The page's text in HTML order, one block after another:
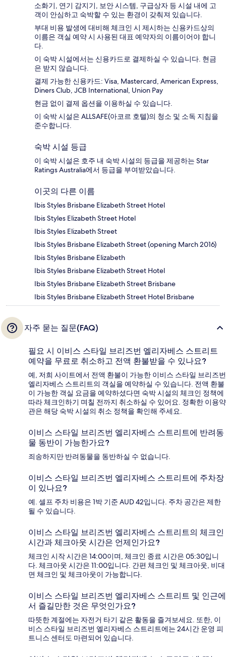
소화기, 연기 감지기, 보안 시스템, 구급상자 등 시설 내에 고
객이 안심하고 숙박할 수 있는 환경이 갖춰져 있습니다.
부대 비용 발생에 대비해 체크인 시 제시하는 신용카드상의
이름은 객실 예약 시 사용된 대표 예약자의 이름이어야 합니
다.
이 숙박 시설에서는 신용카드로 결제하실 수 있습니다. 현금
은 받지 않습니다.
결제 가능한 신용카드: Visa, Mastercard, American Express,
Diners Club, JCB International, Union Pay
현금 없이 결제 옵션을 이용하실 수 있습니다.
이 숙박 시설은 ALLSAFE(아코르 호텔)의 청소 및 소독 지침을
준수합니다.
숙박 시설 등급
이 숙박 시설은 호주 내 숙박 시설의 등급을 제공하는 Star
Ratings Australia에서 등급을 부여받았습니다.
이곳의 다른 이름
Ibis Styles Brisbane Elizabeth Street Hotel
Ibis Styles Elizabeth Street Hotel
Ibis Styles Elizabeth Street
Ibis Styles Brisbane Elizabeth Street (opening March 2016)
Ibis Styles Brisbane Elizabeth
Ibis Styles Brisbane Elizabeth Street Hotel
Ibis Styles Brisbane Elizabeth Street Brisbane
Ibis Styles Brisbane Elizabeth Street Hotel Brisbane
자주 묻는 질문(FAQ)
필요 시 이비스 스타일 브리즈번 엘리자베스 스트리트
예약을 무료로 취소하고 전액 환불받을 수 있나요?
예, 저희 사이트에서 전액 환불이 가능한 이비스 스타일 브리즈번
엘리자베스 스트리트의 객실을 예약하실 수 있습니다. 전액 환불
이 가능한 객실 요금을 예약하셨다면 숙박 시설의 체크인 정책에
따라 체크인하기 며칠 전까지 취소하실 수 있어요. 정확한 이용약
관은 해당 숙박 시설의 취소 정책을 확인해 주세요.
이비스 스타일 브리즈번 엘리자베스 스트리트에 반려동
물 동반이 가능한가요?
죄송하지만 반려동물을 동반하실 수 없습니다.
이비스 스타일 브리즈번 엘리자베스 스트리트에 주차장
이 있나요?
예. 셀프 주차 비용은 1박 기준 AUD 42입니다. 주차 공간은 제한
될 수 있습니다.
이비스 스타일 브리즈번 엘리자베스 스트리트의 체크인
시간과 체크아웃 시간은 언제인가요?
체크인 시작 시간은 14:00이며, 체크인 종료 시간은 05:30입니
다. 체크아웃 시간은 11:00입니다. 간편 체크인 및 체크아웃, 비대
면 체크인 및 체크아웃이 가능합니다.
이비스 스타일 브리즈번 엘리자베스 스트리트 및 인근에
서 즐길만한 것은 무엇인가요?
따뜻한 계절에는 자전거 타기 같은 활동을 즐겨보세요. 또한, 이
비스 스타일 브리즈번 엘리자베스 스트리트에는 24시간 운영 피
트니스 센터도 마련되어 있습니다.